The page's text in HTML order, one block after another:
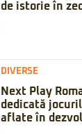
de istorie în
DIVERSE
Next Play
dedicată
aflate în